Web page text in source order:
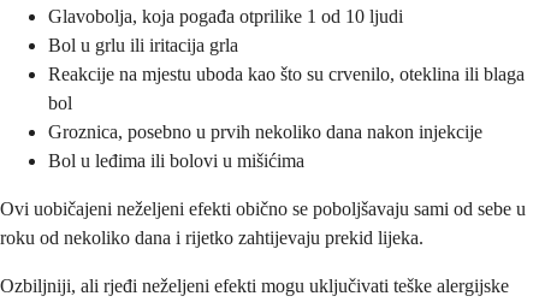
Glavobolja, koja pogađa otprilike 1 od 10 ljudi
Bol u grlu ili iritacija grla
Reakcije na mjestu uboda kao što su crvenilo, oteklina ili blaga
bol
Groznica, posebno u prvih nekoliko dana nakon injekcije
Bol u leđima ili bolovi u mišićima
Ovi uobičajeni neželjeni efekti obično se poboljšavaju sami od sebe u
roku od nekoliko dana i rijetko zahtijevaju prekid lijeka.
Ozbiljniji, ali rjeđi neželjeni efekti mogu uključivati teške alergijske